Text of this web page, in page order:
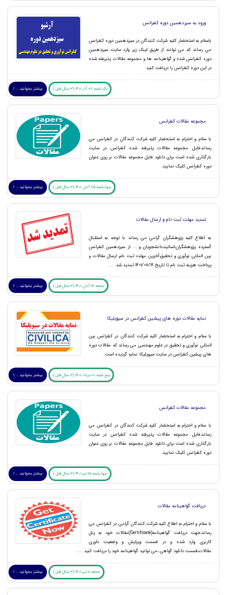
ورود به سیزدهمین دوره کنفرانس
باسلام به استحضار کلیه شرکت کنندگان در سیزدهمین دوره کنفرانس
می رساند که می توانند از طریق لینک زیر وارد سایت سیزدهمین
دوره کنفرانس شده و گواهینامه ها و مجموعه مقالات پذیرفته شده
در این دوره کنفرانس را دریافت کنید.
یک شنبه 27 آذر 1401 (3 سال قبل ) بیشتر بخوانید ... !
مجموعه مقالات کنفرانس
با سلام و احترام به استحضار کلیه شرکت کنندگان در کنفرانس می
رساند،فایل مجموعه مقالات پذیرفته شده کنفرانس در سایت
بارگذاری شده است.برای دانلود فایل مجموعه مقالات بر روی عنوان
دوره کنفرانس کلیک نمایید.
چهارشنبه 25 آبان 1401 (3 سال قبل ) بیشتر بخوانید ... !
تمدید مهلت ثبت نام و ارسال مقالات
به اطلاع کلیه پژوهشگران گرامی می رساند با توجه به استقبال
گسترده پژوهشگران،اساتید،دانشجویان و ... از سیزدهمین کنفرانس
بین المللی نوآوری و تحقیق،آخرین مهلت ثبت نام، ارسال مقالات و
پرداخت هزینه ثبت نام تا تاریخ 1401/08/19 تمدید شد. ...
جمعه 13 آبان 1401 (3 سال قبل ) بیشتر بخوانید ... !
نمایه مقالات دوره های پیشین کنفرانس در سیویلیکا
با سلام و احترام.به استحضار کلیه شرکت کنندگان در کنفرانس بین
المللی نوآوری و تحقیق در علوم مهندسی می رساند که مقالات دوره
های پیشین کنفرانس در سایت سیویلیکا نمایه گردیده است.
پنج شنبه 20 مرداد 1401 (3 سال قبل ) بیشتر بخوانید ... !
مجموعه مقالات کنفرانس
با سلام و احترام.به استحضار کلیه شرکت کنندگان در کنفرانس می
رساند،فایل مجموعه مقالات پذیرفته شده کنفرانس در سایت
بارگذاری شده است.برای دانلود فایل مجموعه مقالات بر روی عنوان
دوره کنفرانس کلیک نمایید.
چهارشنبه 15 تیر 1401 (3 سال قبل ) بیشتر بخوانید ... !
دریافت گواهینامه مقالات
با سلام و احترام.به اطلاع کلیه شرکت کنندگان گرامی در کنفرانس می
رساند،جهت دریافت گواهینامه(Certificate)مقالات خود به پنل
کاربری وارد شده و در قسمت ویرایش و وضعیت داوری
مقالات،قسمت دانلود گواهی ،می توانید گواهینامه خود را دریافت کنید. ...
جمعه 10 تیر 1401 (3 سال قبل ) بیشتر بخوانید ... !